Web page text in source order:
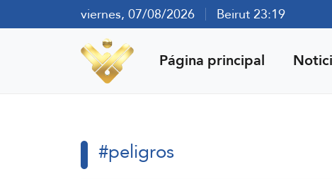
viernes, 07/08/2026 Beirut 23:19
Página principal
#peligros